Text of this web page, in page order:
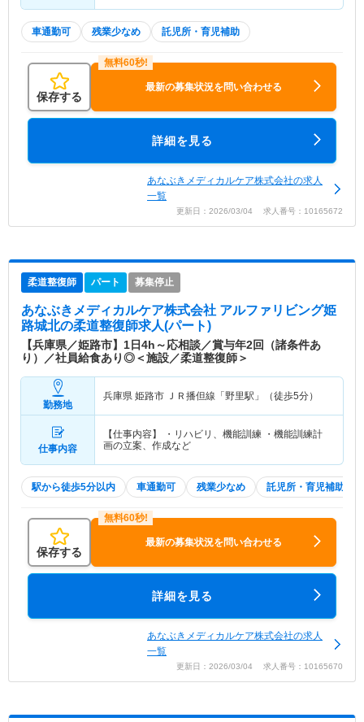
車通勤可 残業少なめ 託児所・育児補助
保存する
最新の募集状況を問い合わせる
詳細を見る
あなぶきメディカルケア株式会社の求人
一覧
更新日：2026/03/04 求人番号：10165672
柔道整復師 パート 募集停止
あなぶきメディカルケア株式会社 アルファリビング姫
路城北の柔道整復師求人(パート)
【兵庫県／姫路市】1日4h～応相談／賞与年2回（諸条件あ
り）／社員給食あり◎＜施設／柔道整復師＞
勤務地
兵庫県 姫路市 ＪＲ播但線「野里駅」（徒歩5分）
仕事内容
【仕事内容】 ・リハビリ、機能訓練 ・機能訓練計
画の立案、作成など
駅から徒歩5分以内 車通勤可 残業少なめ 託児所・育児補助
保存する
最新の募集状況を問い合わせる
詳細を見る
あなぶきメディカルケア株式会社の求人
一覧
更新日：2026/03/04 求人番号：10165670